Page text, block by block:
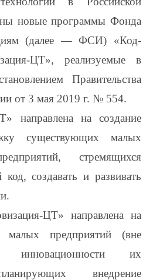
новые программы Фонда
(далее — ФСИ) «Код-
ЦТ», реализуемые в
Правительства
от 3 мая 2019 г. № 554.
направлена на создание
существующих малых
стремящихся
создавать и развивать
ЦТ» направлена на
предприятий (вне
инновационности их
внедрение